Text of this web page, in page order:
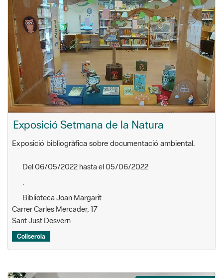
Exposició Setmana de la Natura
Exposició bibliogràfica sobre documentació ambiental.
Del 06/05/2022 hasta el 05/06/2022
.
Biblioteca Joan Margarit
Carrer Carles Mercader, 17
Sant Just Desvern
Collserola